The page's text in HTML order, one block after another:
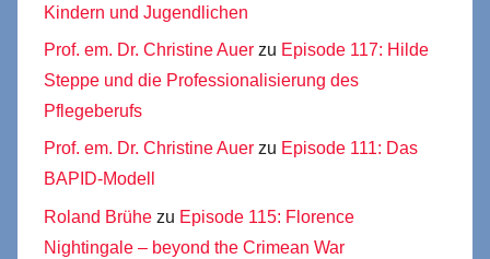
Kindern und Jugendlichen
Prof. em. Dr. Christine Auer zu Episode 117: Hilde
Steppe und die Professionalisierung des
Pflegeberufs
Prof. em. Dr. Christine Auer zu Episode 111: Das
BAPID-Modell
Roland Brühe zu Episode 115: Florence
Nightingale – beyond the Crimean War